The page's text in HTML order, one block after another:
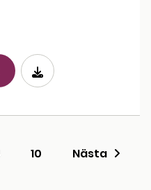
10 Nästa